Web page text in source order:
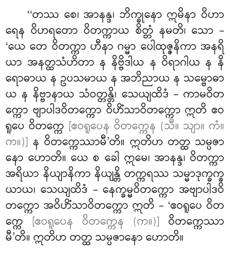
‘‘တဿ စေ၊ အာနန္ဒ၊ ဘိက္ခုနော ဣမိနာ ဝိဟာ
ရေန ဝိဟရတော ဝိတက္ကာယ စိတ္တံ နမတိ၊ သော –
‘ယေ တေ ဝိတက္ကာ ဟီနာ ဂမ္မာ ပေါထုဇ္ဇနိကာ အနရိ
ယာ အနတ္ထသံဟိတာ န နိဗ္ဗိဒါယ န ဝိရာဂါယ န နိ
ရောဓာယ န ဥပသမာယ န အဘိညာယ န သမ္ဗောဓာ
ယ န နိဗ္ဗာနာယ သံဝတ္တန္တိ၊ သေယျထိဒံ – ကာမဝိတ
က္ကော ဗျာပါဒဝိတက္ကော ဝိဟိံသာဝိတက္ကော ဣတိ ဧဝ
ရူပေ ဝိတက္ကေ [ဧဝရူပေန ဝိတက္ကေန (သီ။ သျာ။ ကံ။
က။)] န ဝိတက္ကေဿာမီ’တိ။ ဣတိဟ တတ္ထ သမ္ပဇာ
နော ဟောတိ။ ယေ စ ခေါ ဣမေ၊ အာနန္ဒ၊ ဝိတက္ကာ
အရိယာ နိယျာနိကာ နိယျန္တိ တက္ကရဿ သမ္မာဒုက္ခက္ခ
ယာယ၊ သေယျထိဒံ – နေက္ခမ္မဝိတက္ကော အဗျာပါဒဝိ
တက္ကော အဝိဟိံသာဝိတက္ကော ဣတိ – ‘ဧဝရူပေ ဝိတ
က္ကေ [ဧဝရူပေန ဝိတက္ကေန (က။)] ဝိတက္ကေဿာ
မီ’တိ။ ဣတိဟ တတ္ထ သမ္ပဇာနော ဟောတိ။